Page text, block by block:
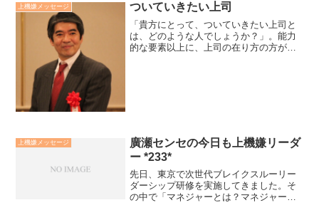
上機嫌メッセージ ついていきたい上司
「貴方にとって、ついていきたい上司と
は、どのような人でしょうか？」。能力
的な要素以上に、上司の在り方の方が大
上機嫌メッセージ
廣瀬センセの今日も上機嫌リーダ
ー *233*
先日、東京で次世代ブレイクスルーリー
ダーシップ研修を実施してきました。そ
の中で「マネジャーとは？マネジャーの